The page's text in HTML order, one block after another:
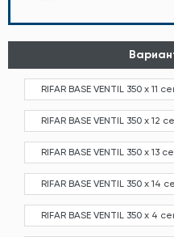
RIFAR BASE VENTIL 350 х 11
RIFAR BASE VENTIL 350 х
RIFAR BASE VENTIL 350 х
RIFAR BASE VENTIL 350 х
RIFAR BASE VENTIL 350 х 4